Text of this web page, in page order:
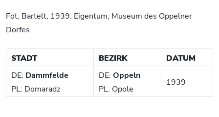
Fot. Bartelt, 1939. Eigentum; Museum des Oppelner
Dorfes
STADT BEZIRK
DATUM
DE: Dammfelde
PL: Domaradz
DE: Oppeln
PL: Opole
1939